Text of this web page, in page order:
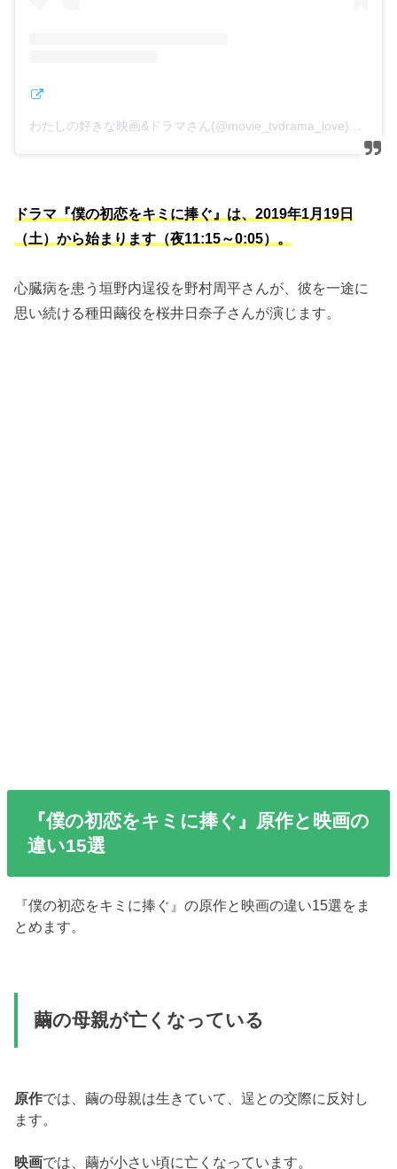
ドラマ『僕の初恋をキミに捧ぐ』は、2019年1月19日
（土）から始まります（夜11:15～0:05）。
心臓病を患う垣野内逞役を野村周平さんが、彼を一途に
思い続ける種田繭役を桜井日奈子さんが演じます。
『僕の初恋をキミに捧ぐ』原作と映画の
違い15選
『僕の初恋をキミに捧ぐ』の原作と映画の違い15選をま
とめます。
繭の母親が亡くなっている
原作では、繭の母親は生きていて、逞との交際に反対し
ます。
映画では、繭が小さい頃に亡くなっています。